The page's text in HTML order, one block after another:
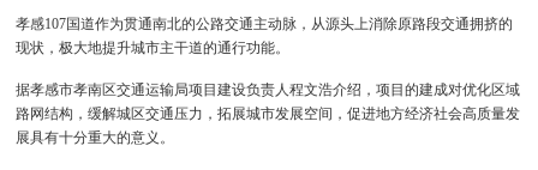
孝感107国道作为贯通南北的公路交通主动脉，从源头上消除原路段交通拥挤的
现状，极大地提升城市主干道的通行功能。
据孝感市孝南区交通运输局项目建设负责人程文浩介绍，项目的建成对优化区域
路网结构，缓解城区交通压力，拓展城市发展空间，促进地方经济社会高质量发
展具有十分重大的意义。